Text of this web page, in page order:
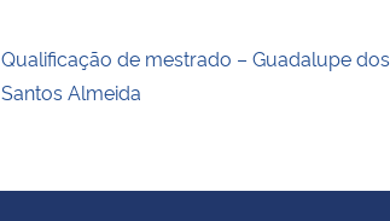
Qualificação de mestrado – Guadalupe dos
Santos Almeida